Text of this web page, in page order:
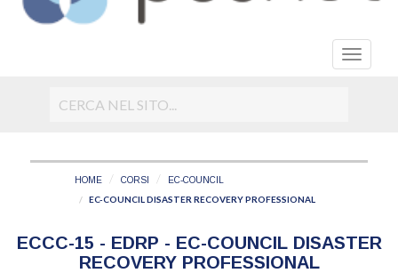
HOME CORSI EC-COUNCIL
EC-COUNCIL DISASTER RECOVERY PROFESSIONAL
ECCC-15 - EDRP - EC-COUNCIL DISASTER
RECOVERY PROFESSIONAL